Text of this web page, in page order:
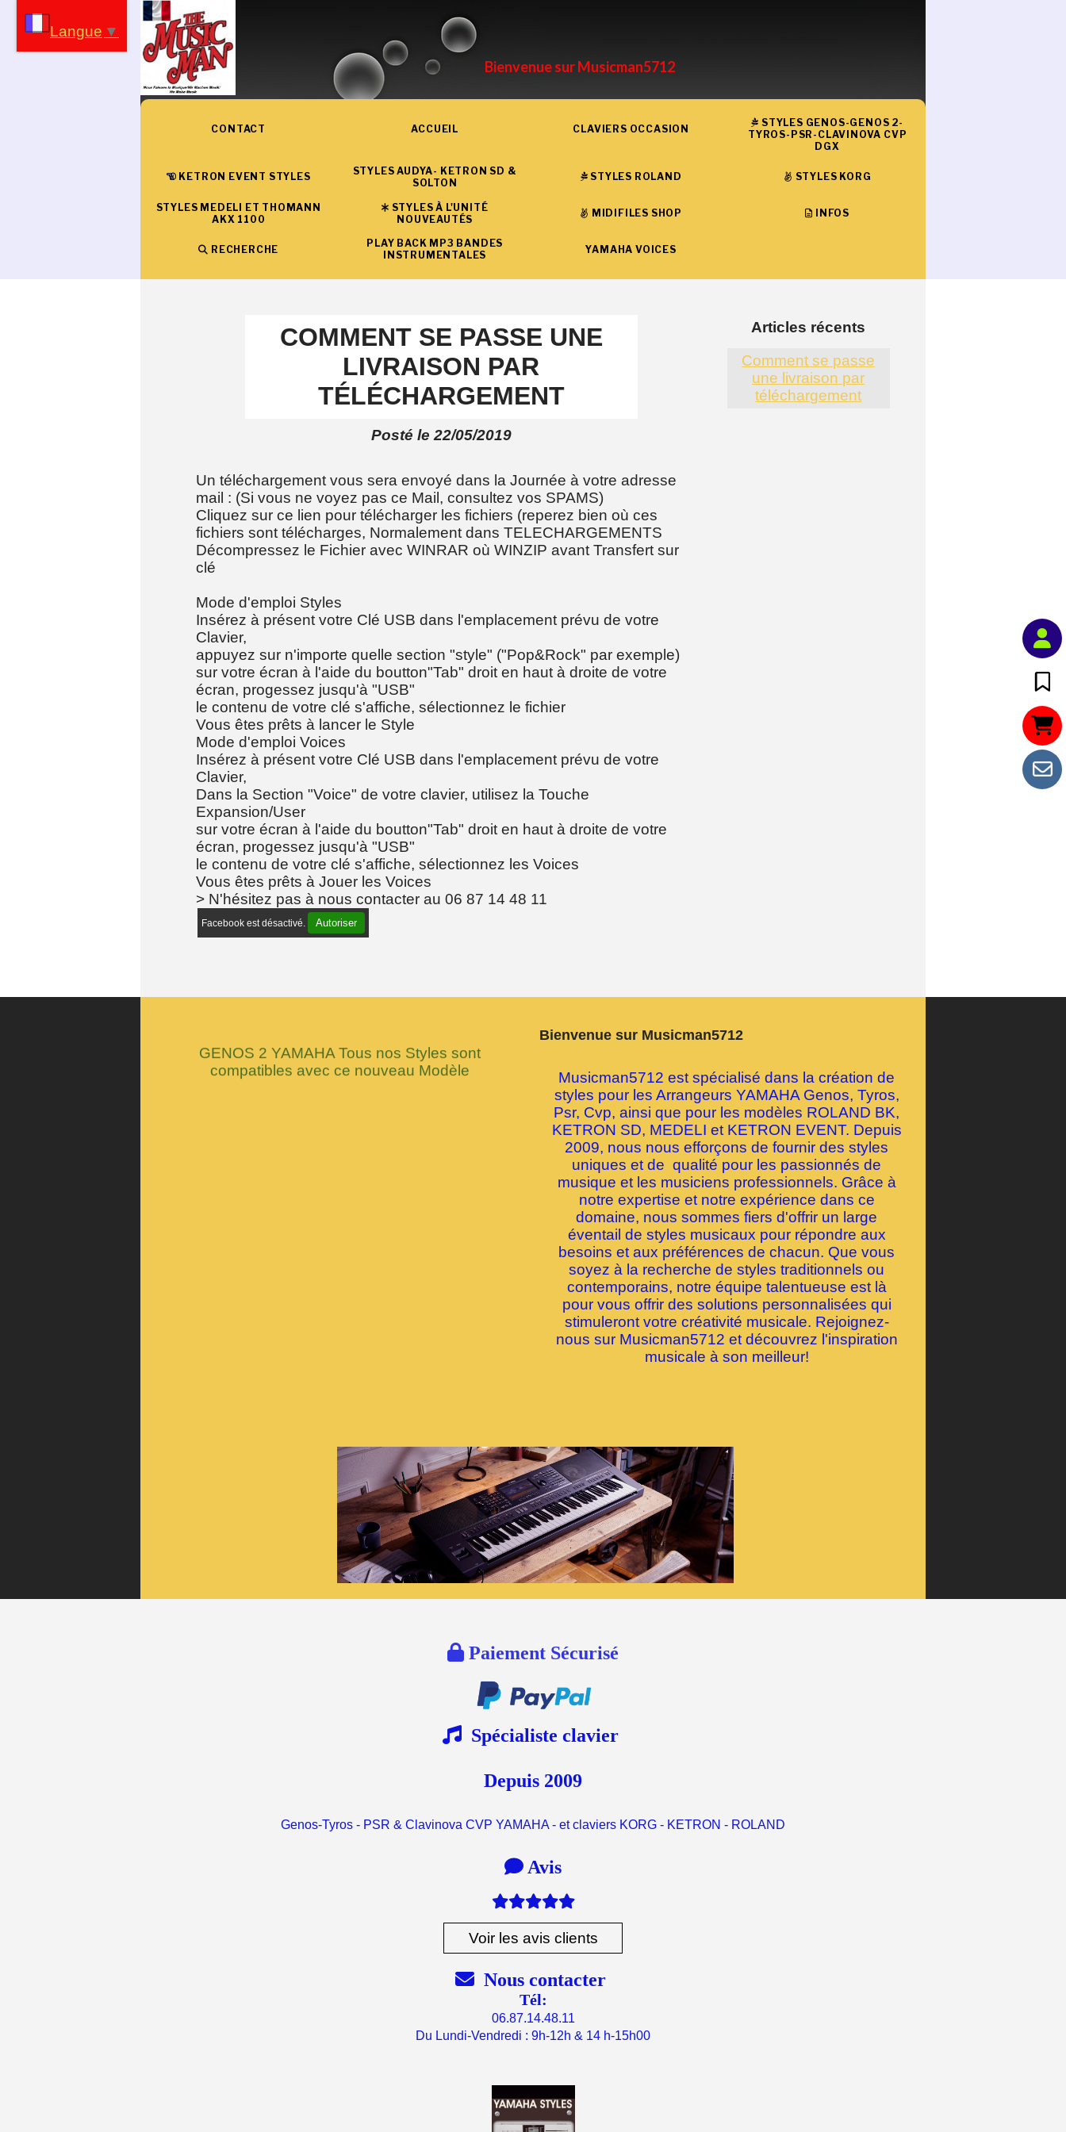
Bienvenue sur Musicman5712
CONTACT ACCUEIL CLAVIERS OCCASION
STYLES GENOS-GENOS 2-
TYROS-PSR-CLAVINOVA CVP
DGX
KETRON EVENT STYLES
STYLES AUDYA- KETRON SD &
SOLTON
STYLES ROLAND STYLES KORG
STYLES MEDELI ET THOMANN
AKX 1100
STYLES À L'UNITÉ
NOUVEAUTÉS
MIDIFILES SHOP INFOS
RECHERCHE
PLAY BACK MP3 BANDES
INSTRUMENTALES
YAMAHA VOICES
COMMENT SE PASSE UNE
LIVRAISON PAR
TÉLÉCHARGEMENT
Posté le 22/05/2019
Un téléchargement vous sera envoyé dans la Journée à votre adresse
mail : (Si vous ne voyez pas ce Mail, consultez vos SPAMS)
Cliquez sur ce lien pour télécharger les fichiers (reperez bien où ces
fichiers sont télécharges, Normalement dans TELECHARGEMENTS
Décompressez le Fichier avec WINRAR où WINZIP avant Transfert sur
clé
Mode d'emploi Styles
Insérez à présent votre Clé USB dans l'emplacement prévu de votre
Clavier,
appuyez sur n'importe quelle section "style" ("Pop&Rock" par exemple)
sur votre écran à l'aide du boutton"Tab" droit en haut à droite de votre
écran, progessez jusqu'à "USB"
le contenu de votre clé s'affiche, sélectionnez le fichier
Vous êtes prêts à lancer le Style
Mode d'emploi Voices
Insérez à présent votre Clé USB dans l'emplacement prévu de votre
Clavier,
Dans la Section "Voice" de votre clavier, utilisez la Touche
Expansion/User
sur votre écran à l'aide du boutton"Tab" droit en haut à droite de votre
écran, progessez jusqu'à "USB"
le contenu de votre clé s'affiche, sélectionnez les Voices
Vous êtes prêts à Jouer les Voices
> N'hésitez pas à nous contacter au 06 87 14 48 11
Facebook est désactivé. Autoriser
Articles récents
Comment se passe
une livraison par
téléchargement
GENOS 2 YAMAHA Tous nos Styles sont
compatibles avec ce nouveau Modèle
Bienvenue sur Musicman5712
Musicman5712 est spécialisé dans la création de
styles pour les Arrangeurs YAMAHA Genos, Tyros,
Psr, Cvp, ainsi que pour les modèles ROLAND BK,
KETRON SD, MEDELI et KETRON EVENT. Depuis
2009, nous nous efforçons de fournir des styles
uniques et de qualité pour les passionnés de
musique et les musiciens professionnels. Grâce à
notre expertise et notre expérience dans ce
domaine, nous sommes fiers d'offrir un large
éventail de styles musicaux pour répondre aux
besoins et aux préférences de chacun. Que vous
soyez à la recherche de styles traditionnels ou
contemporains, notre équipe talentueuse est là
pour vous offrir des solutions personnalisées qui
stimuleront votre créativité musicale. Rejoignez-
nous sur Musicman5712 et découvrez l'inspiration
musicale à son meilleur!
 Paiement Sécurisé
 Spécialiste clavier
Depuis 2009
Genos-Tyros - PSR & Clavinova CVP YAMAHA - et claviers KORG - KETRON - ROLAND
 Avis

Voir les avis clients
 Nous contacter
Tél:
06.87.14.48.11
Du Lundi-Vendredi : 9h-12h & 14 h-15h00
Langue ▼
Panneau de gestion des cookies